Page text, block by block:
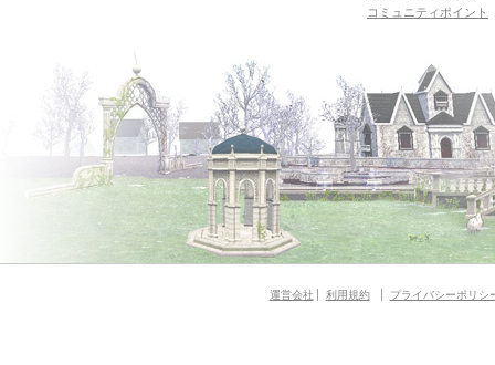
コミュニティポイント
運営会社 利用規約 プライバシーポリシ